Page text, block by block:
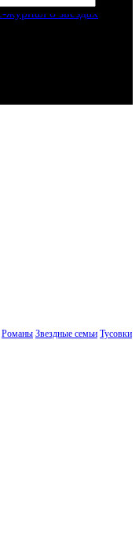
Романы Звездные семьи Тусовки